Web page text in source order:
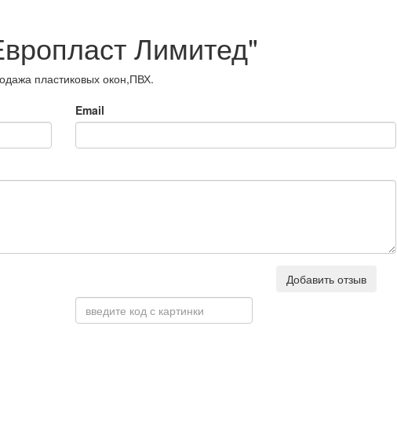
Лимитед"
пластиковых окон,ПВХ.
Email
Добавить отзыв